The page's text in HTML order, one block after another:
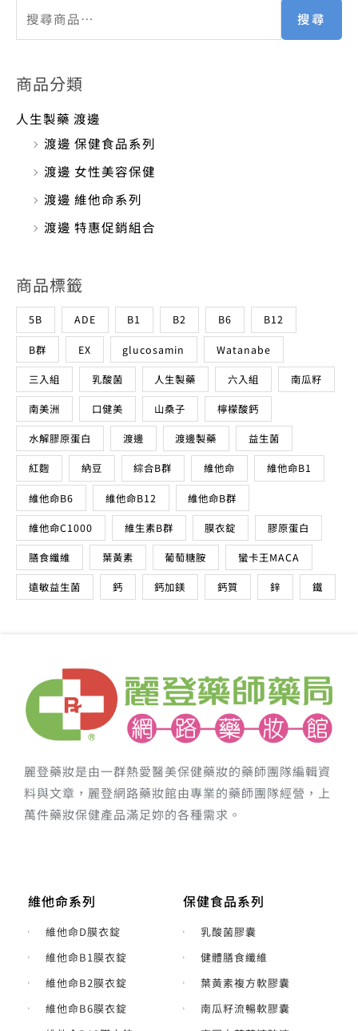
搜尋
商品分類
人生製藥 渡邊
渡邊 保健食品系列
渡邊 女性美容保健
渡邊 維他命系列
渡邊 特惠促銷組合
商品標籤
5B ADE B1 B2 B6 B12
B群 EX glucosamin Watanabe
三入組 乳酸菌 人生製藥 六入組 南瓜籽
南美洲 口健美 山桑子 檸檬酸鈣
水解膠原蛋白 渡邊 渡邊製藥 益生菌
紅麴 納豆 綜合B群 維他命 維他命B1
維他命B6 維他命B12 維他命B群
維他命C1000 維生素B群 膜衣錠 膠原蛋白
膳食纖維 葉黃素 葡萄糖胺 蠻卡王MACA
遠敏益生菌 鈣 鈣加鎂 鈣質 鋅 鐵
麗登藥妝是由一群熱愛醫美保健藥妝的藥師團隊編輯資
料與文章，麗登網路藥妝館由專業的藥師團隊經營，上
萬件藥妝保健產品滿足妳的各種需求。
維他命系列
維他命D膜衣錠
維他命B1膜衣錠
維他命B2膜衣錠
維他命B6膜衣錠
保健食品系列
乳酸菌膠囊
健體膳食纖維
葉黃素複方軟膠囊
南瓜籽流暢軟膠囊